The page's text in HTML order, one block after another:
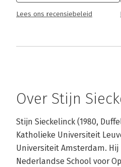
Lees ons recensiebeleid
Over Stijn
Stijn Sieckelinck (1980,
Katholieke Universiteit
Universiteit Amsterdam. Hij
Nederlandse School voor